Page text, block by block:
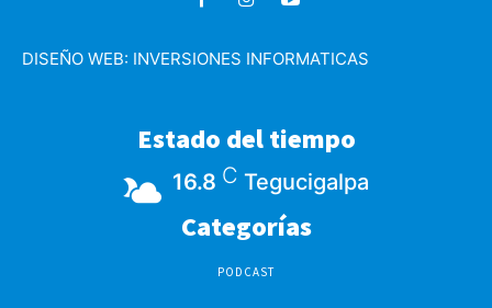
DISEÑO WEB: INVERSIONES INFORMATICAS
Estado del tiempo
16.8 C Tegucigalpa
Categorías
PODCAST